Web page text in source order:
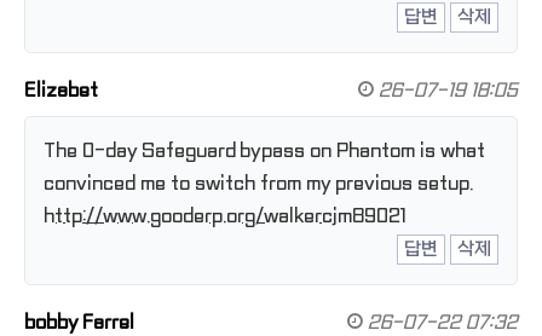
답변
삭제
Elizabet 26-07-19 18:05
The 0-day Safeguard bypass on Phantom is what
convinced me to switch from my previous setup.
http://www.gooderp.org/walkercjm89021
답변
삭제
bobby Farrel 26-07-22 07:32